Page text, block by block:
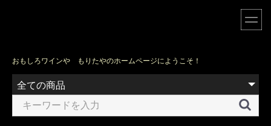
おもしろワインや もりたやのホームページにようこそ！